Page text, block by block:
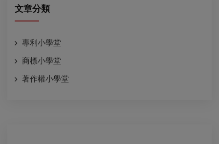
文章分類
專利小學堂
商標小學堂
著作權小學堂